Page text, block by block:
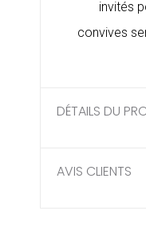
invités
convives
DÉTAILS DU
AVIS CLIENTS